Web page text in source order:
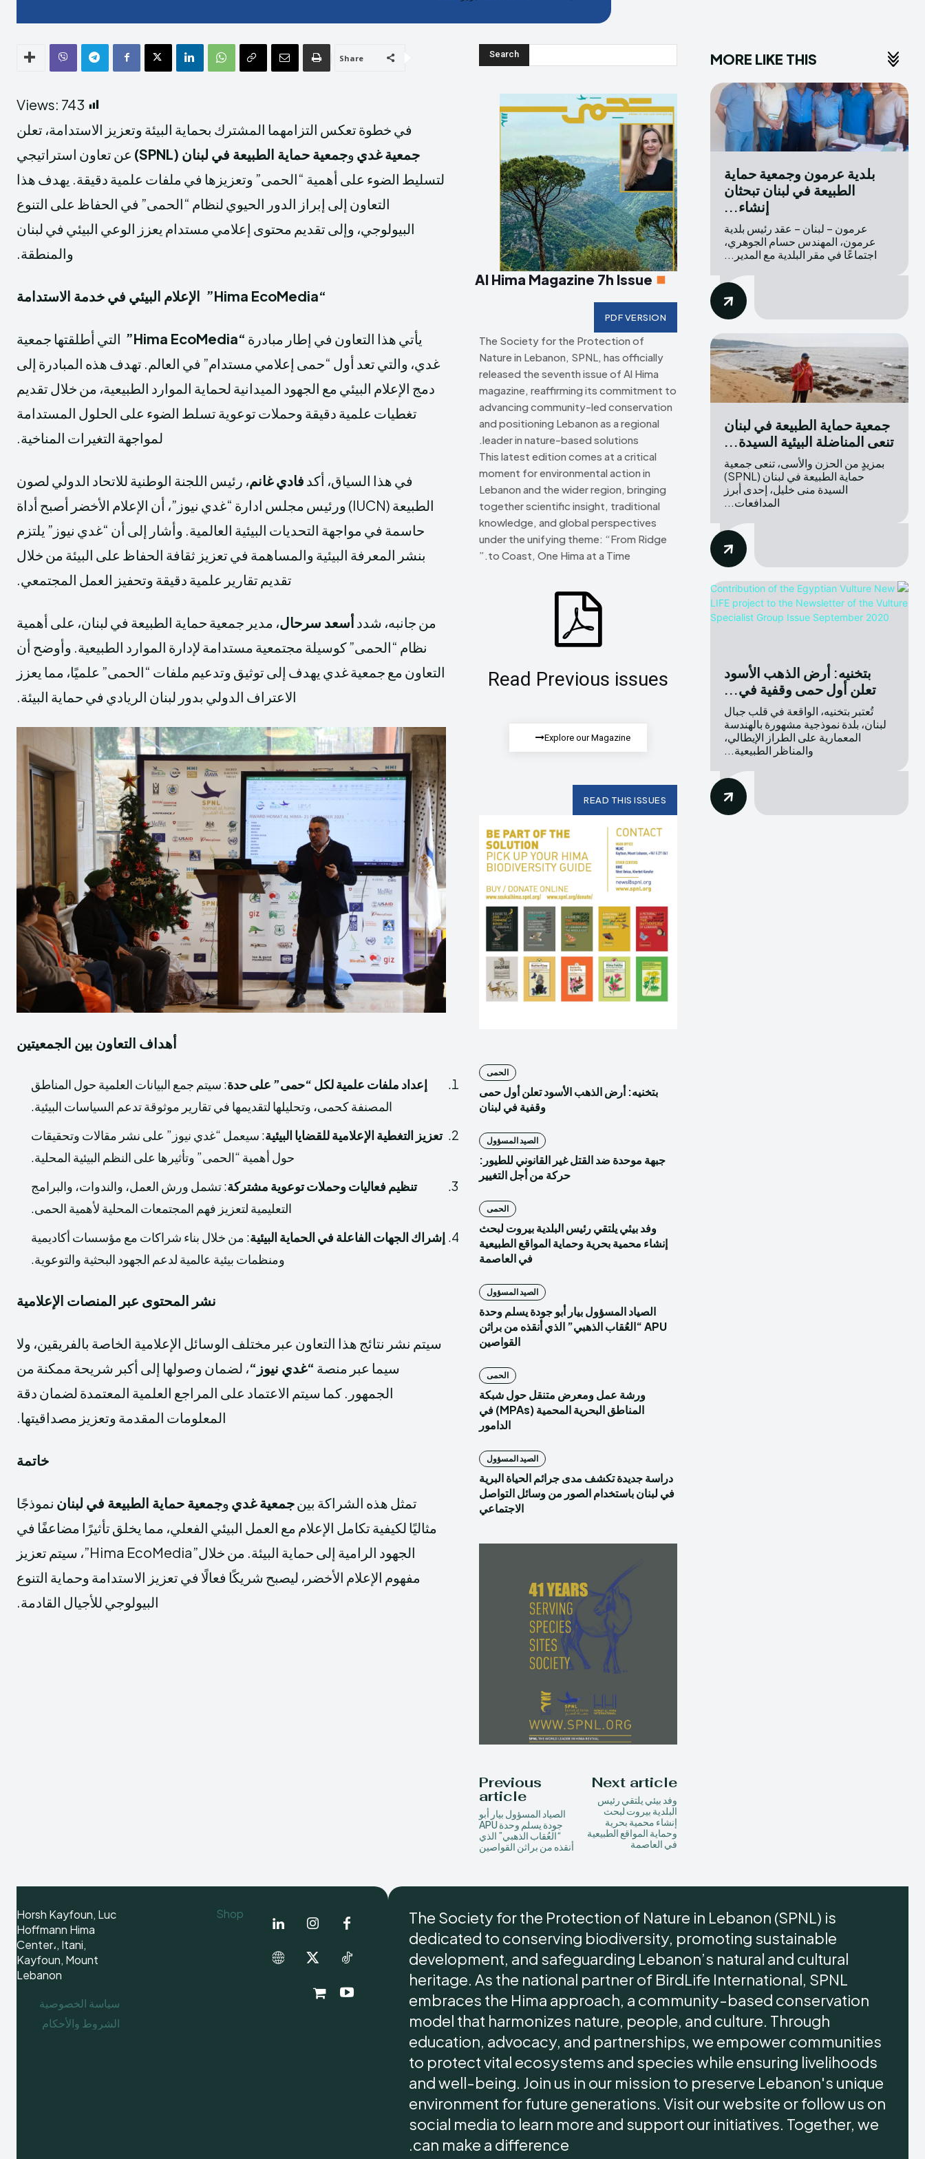
Donate
Enter the depths of the SPNL Website
LOGIN
REGISTER
سياسة الخصوصية الشروط والأحكام
Donate
Enter the depths of the SPNL Website
LOGIN
REGISTER
سياسة الخصوصية الشروط والأحكام
Share
Views: 743
في خطوة تعكس التزامهما المشترك بحماية البيئة وتعزيز الاستدامة، تعلن
جمعية غدي وجمعية حماية الطبيعة في لبنان (SPNL)
عن تعاون استراتيجي
لتسليط الضوء على أهمية “الحمى” وتعزيزها في ملفات علمية دقيقة. يهدف هذا
التعاون إلى إبراز الدور الحيوي لنظام “الحمى” في الحفاظ على التنوع
البيولوجي، وإلى تقديم محتوى إعلامي مستدام يعزز الوعي البيئي في لبنان
والمنطقة.
“Hima EcoMedia” الإعلام البيئي في خدمة الاستدامة
يأتي هذا التعاون في إطار مبادرة “Hima EcoMedia”
التي أطلقتها جمعية
غدي، والتي تعد أول “حمى إعلامي مستدام” في العالم. تهدف هذه المبادرة إلى
دمج الإعلام البيئي مع الجهود الميدانية لحماية الموارد الطبيعية، من خلال تقديم
تغطيات علمية دقيقة وحملات توعوية تسلط الضوء على الحلول المستدامة
لمواجهة التغيرات المناخية.
في هذا السياق، أكد فادي غانم، رئيس اللجنة الوطنية للاتحاد الدولي لصون
الطبيعة (IUCN) ورئيس مجلس ادارة “غدي نيوز”، أن الإعلام الأخضر أصبح أداة
حاسمة في مواجهة التحديات البيئية العالمية. وأشار إلى أن “غدي نيوز” يلتزم
بنشر المعرفة البيئية والمساهمة في تعزيز ثقافة الحفاظ على البيئة من خلال
تقديم تقارير علمية دقيقة وتحفيز العمل المجتمعي.
من جانبه، شدد أسعد سرحال، مدير جمعية حماية الطبيعة في لبنان، على أهمية
نظام “الحمى” كوسيلة مجتمعية مستدامة لإدارة الموارد الطبيعية. وأوضح أن
التعاون مع جمعية غدي يهدف إلى توثيق وتدعيم ملفات “الحمى” علميًا، مما يعزز
الاعتراف الدولي بدور لبنان الريادي في حماية البيئة.
أهداف التعاون بين الجمعيتين
إعداد ملفات علمية لكل “حمى” على حدة: سيتم جمع البيانات العلمية حول المناطق
المصنفة كحمى، وتحليلها لتقديمها في تقارير موثوقة تدعم السياسات البيئية.
تعزيز التغطية الإعلامية للقضايا البيئية: سيعمل “غدي نيوز” على نشر مقالات وتحقيقات
حول أهمية “الحمى” وتأثيرها على النظم البيئية المحلية.
تنظيم فعاليات وحملات توعوية مشتركة: تشمل ورش العمل، والندوات، والبرامج
التعليمية لتعزيز فهم المجتمعات المحلية لأهمية الحمى.
إشراك الجهات الفاعلة في الحماية البيئية: من خلال بناء شراكات مع مؤسسات أكاديمية
ومنظمات بيئية عالمية لدعم الجهود البحثية والتوعوية.
نشر المحتوى عبر المنصات الإعلامية
سيتم نشر نتائج هذا التعاون عبر مختلف الوسائل الإعلامية الخاصة بالفريقين، ولا
سيما عبر منصة “غدي نيوز “، لضمان وصولها إلى أكبر شريحة ممكنة من
الجمهور. كما سيتم الاعتماد على المراجع العلمية المعتمدة لضمان دقة
المعلومات المقدمة وتعزيز مصداقيتها.
خاتمة
تمثل هذه الشراكة بينجمعية غدي وجمعية حماية الطبيعة في لبنان نموذجًا
مثاليًا لكيفية تكامل الإعلام مع العمل البيئي الفعلي، مما يخلق تأثيرًا مضاعفًا في
الجهود الرامية إلى حماية البيئة. من خلال”Hima EcoMedia”، سيتم تعزيز
مفهوم الإعلام الأخضر، ليصبح شريكًا فعالًا في تعزيز الاستدامة وحماية التنوع
البيولوجي للأجيال القادمة.
Search
Al Hima Magazine 7h Issue
PDF VERSION
The Society for the Protection of
Nature in Lebanon, SPNL, has officially
released the seventh issue of Al Hima
magazine, reaffirming its commitment to
advancing community-led conservation
and positioning Lebanon as a regional
leader in nature-based solutions.
This latest edition comes at a critical
moment for environmental action in
Lebanon and the wider region, bringing
together scientific insight, traditional
knowledge, and global perspectives
under the unifying theme: “From Ridge
to Coast, One Hima at a Time.”
Read Previous issues
Explore our Magazine
READ THIS ISSUES
الحمى
بتخنيه: أرض الذهب الأسود تعلن أول حمى
وقفية في لبنان
الصيد المسؤول
جبهة موحدة ضد القتل غير القانوني للطيور:
حركة من أجل التغيير
الحمى
وفد بيئي يلتقي رئيس البلدية بيروت لبحث
إنشاء محمية بحرية وحماية المواقع الطبيعية
في العاصمة
الصيد المسؤول
الصياد المسؤول بيار أبو جودة يسلم وحدة
APU “العُقاب الذهبي” الذي أنقذه من براثن
القواصين
الحمى
ورشة عمل ومعرض متنقل حول شبكة
المناطق البحرية المحمية (MPAs) في
الدامور
الصيد المسؤول
دراسة جديدة تكشف مدى جرائم الحياة البرية
في لبنان باستخدام الصور من وسائل التواصل
الاجتماعي
Previous
article
الصياد المسؤول بيار أبو
جودة يسلم وحدة APU
“العُقاب الذهبي” الذي
أنقذه من براثن القواصين
Next article
وفد بيئي يلتقي رئيس
البلدية بيروت لبحث
إنشاء محمية بحرية
وحماية المواقع الطبيعية
في العاصمة
MORE LIKE THIS
بلدية عرمون وجمعية حماية
الطبيعة في لبنان تبحثان
إنشاء...
عرمون – لبنان – عقد رئيس بلدية
عرمون، المهندس حسام الجوهري،
اجتماعًا في مقر البلدية مع المدير...
جمعية حماية الطبيعة في لبنان
تنعى المناضلة البيئية السيدة...
بمزيدٍ من الحزن والأسى، تنعى جمعية
حماية الطبيعة في لبنان (SPNL)
السيدة منى خليل، إحدى أبرز
المدافعات...
بتخنيه: أرض الذهب الأسود
تعلن أول حمى وقفية في...
تُعتبر بتخنيه، الواقعة في قلب جبال
لبنان، بلدة نموذجية مشهورة بالهندسة
المعمارية على الطراز الإيطالي،
والمناظر الطبيعية...
The Society for the Protection of Nature in Lebanon (SPNL) is
dedicated to conserving biodiversity, promoting sustainable
development, and safeguarding Lebanon’s natural and cultural
heritage. As the national partner of BirdLife International, SPNL
embraces the Hima approach, a community-based conservation
model that harmonizes nature, people, and culture. Through
education, advocacy, and partnerships, we empower communities
to protect vital ecosystems and species while ensuring livelihoods
and well-being. Join us in our mission to preserve Lebanon's unique
environment for future generations. Visit our website or follow us on
social media to learn more and support our initiatives. Together, we
can make a difference.
Horsh Kayfoun, Luc
Hoffmann Hima
Center،, Itani,
Kayfoun, Mount
Lebanon
سياسة الخصوصية
الشروط والأحكام
Shop